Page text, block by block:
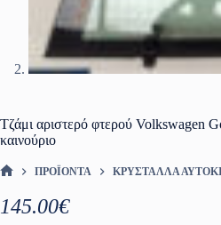
Τζάμι αριστερό φτερού Volkswagen
καινούριο
ΠΡΟΪΌΝΤΑ ΚΡΎΣΤΑΛΛΑ
145.00€